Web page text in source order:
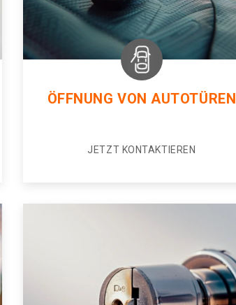
ÖFFNUNG VON AUTOTÜREN
JETZT KONTAKTIEREN